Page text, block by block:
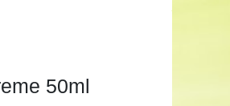
50ml